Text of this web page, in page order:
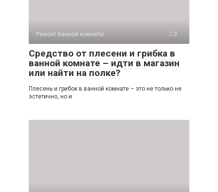
Ремонт ванной комнаты 0
Средство от плесени и грибка в
ванной комнате – идти в магазин
или найти на полке?
Плесень и грибок в ванной комнате – это не только не
эстетично, но и